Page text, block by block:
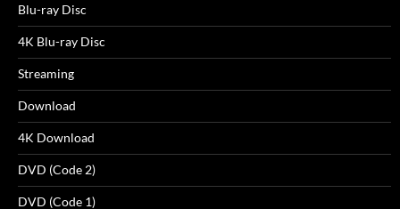
Blu-ray Disc
4K Blu-ray Disc
Streaming
Download
4K Download
DVD (Code 2)
DVD (Code 1)